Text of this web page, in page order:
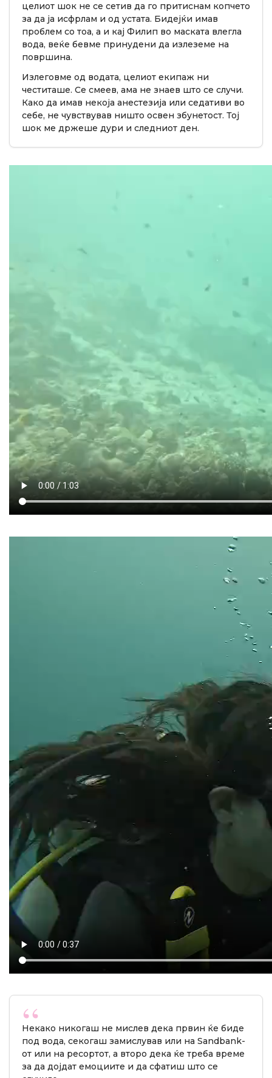
целиот шок не се сетив да го притиснам копчето
за да ја исфрлам и од устата. Бидејќи имав
проблем со тоа, а и кај Филип во маската влегла
вода, веќе бевме принудени да излеземе на
површина.
Излеговме од водата, целиот екипаж ни
честиташе. Се смеев, ама не знаев што се случи.
Како да имав некоја анестезија или седативи во
себе, не чувствував ништо освен збунетост. Тој
шок ме држеше дури и следниот ден.
Некако никогаш не мислев дека првин ќе биде
под вода, секогаш замислував или на Sandbank-
от или на ресортот, а второ дека ќе треба време
за да дојдат емоциите и да сфатиш што се